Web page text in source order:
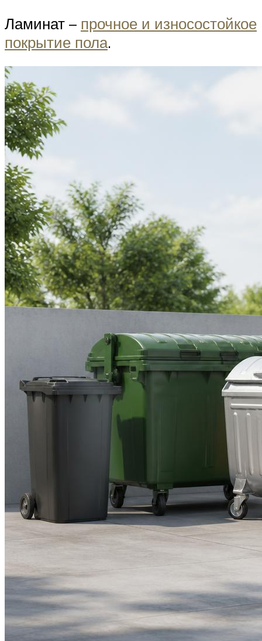
Ламинат – прочное и износостойкое
покрытие пола.